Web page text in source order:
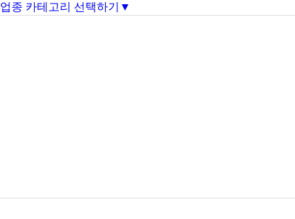
업종 카테고리 선택하기▼